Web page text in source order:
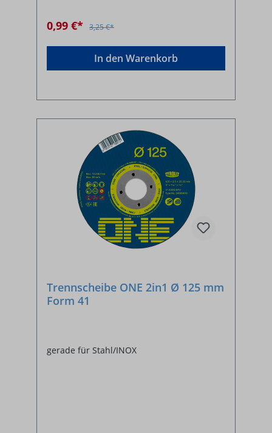
0,99 €* 3,25 €*
In den Warenkorb
Trennscheibe ONE 2in1 Ø 125 mm
Form 41
gerade für Stahl/INOX